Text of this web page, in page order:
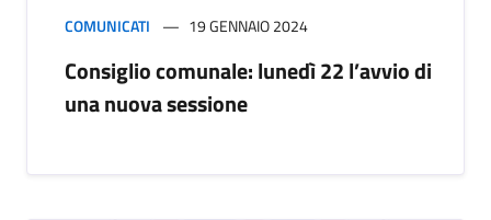
COMUNICATI 19 GENNAIO 2024
Consiglio comunale: lunedì 22 l’avvio di
una nuova sessione